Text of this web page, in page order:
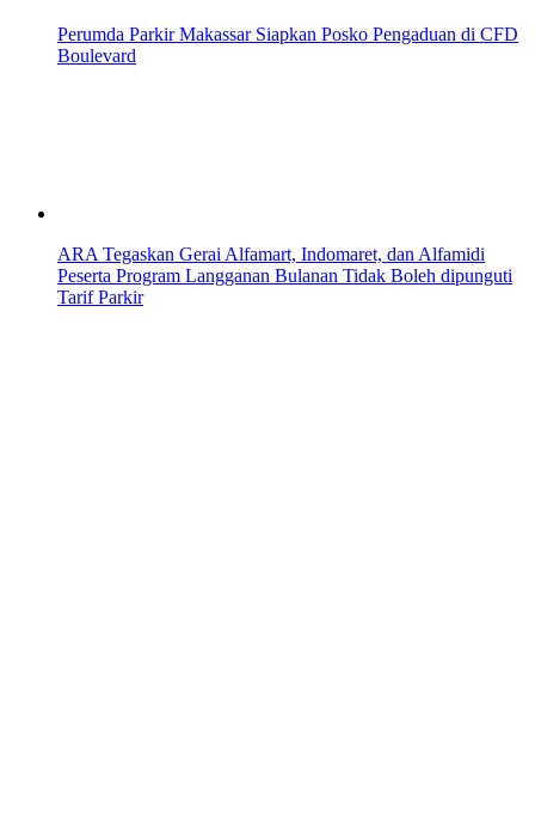
Perumda Parkir Makassar Siapkan Posko Pengaduan di CFD
Boulevard
ARA Tegaskan Gerai Alfamart, Indomaret, dan Alfamidi
Peserta Program Langganan Bulanan Tidak Boleh dipunguti
Tarif Parkir